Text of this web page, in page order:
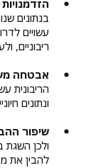
בנתונים
עשויים
ריבוניים,
אבטחה
הריבונית
ונתונים
שיפור
ולכן השגת
להבין את